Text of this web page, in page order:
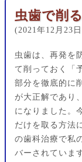
虫歯で削
(2021年12月23
虫歯は、再発を
て削っておく「
部分を徹底的に
が大正解であり
になりました。
だけを取る方法
の歯科治療で私
バーされていま